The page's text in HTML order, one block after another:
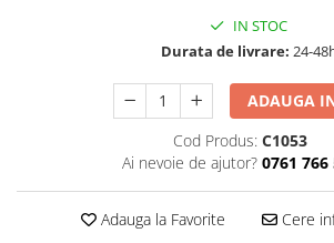
IN STOC
Durata de livrare: 24-
ADAUGA
Cod Produs: C1053
Ai nevoie de ajutor? 0761 766
Adauga la Favorite Cere